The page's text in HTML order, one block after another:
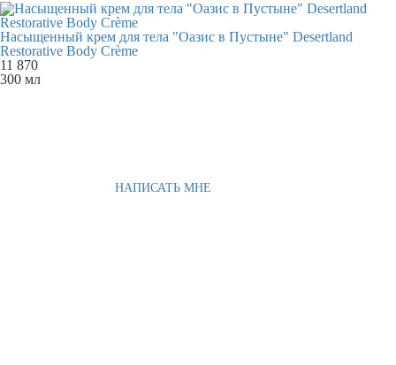
Насыщенный крем для тела "Оазис в Пустыне" Desertland
Restorative Body Crème
11 870
300 мл
НАПИСАТЬ МНЕ